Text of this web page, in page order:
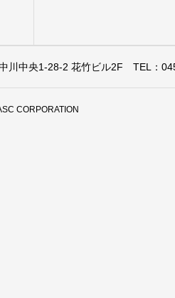
川中央1-28-2 花竹ビル2F TEL：
CORPORATION